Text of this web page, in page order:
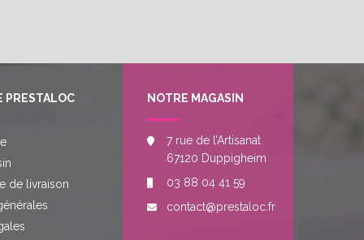
PRESTALOC
de livraison
NOTRE MAGASIN
7 rue de l’Artisanat
67120 Duppigheim
03 88 04 41 59
contact@prestaloc.fr